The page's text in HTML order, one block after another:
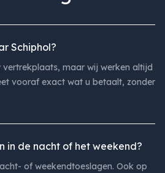
Schiphol?
maar wij werken altijd
vooraf exact wat u betaalt, zonder
in de nacht of het weekend?
of weekendtoeslagen. Ook op